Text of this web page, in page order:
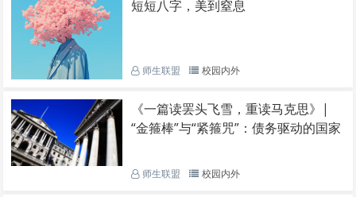
短短八字，美到窒息
师生联盟 校园内外
《一篇读罢头飞雪，重读马克思》|
“金箍棒”与“紧箍咒”：债务驱动的国家
师生联盟 校园内外